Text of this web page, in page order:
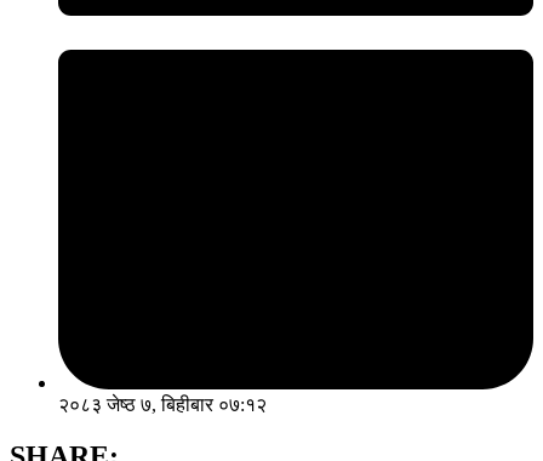
२०८३ जेष्ठ ७, बिहीबार ०७:१२